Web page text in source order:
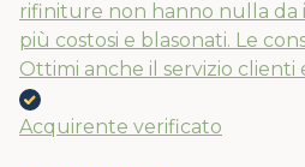
rifiniture non hanno nulla da
più costosi e blasonati. Le
Ottimi anche il servizio clienti
Acquirente verificato